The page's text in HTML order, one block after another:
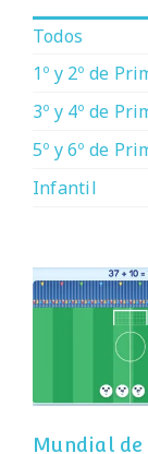
Todos
1º y 2º de
3º y 4º de
5º y 6º de
Infantil
Mundial de